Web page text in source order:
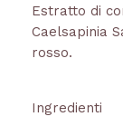
Estratto di
Caelsapinia
rosso.
Ingredienti